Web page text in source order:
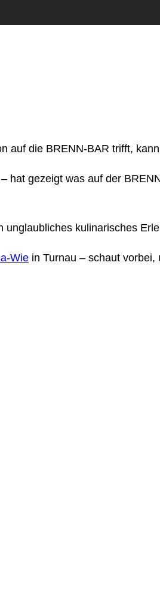
auf die BRENN-BAR trifft,
hat gezeigt was auf der
unglaubliches kulinarisches
Wie in Turnau – schaut